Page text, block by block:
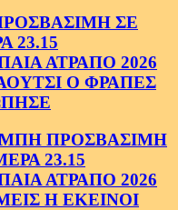
ΣΕ
23.15
ΑΤΡΑΠΟ 2026
Ο ΦΡΑΠΕΣ
ΠΡΟΣΒΑΣΙΜΗ
23.15
ΑΤΡΑΠΟ 2026
Η ΕΚΕΙΝΟΙ